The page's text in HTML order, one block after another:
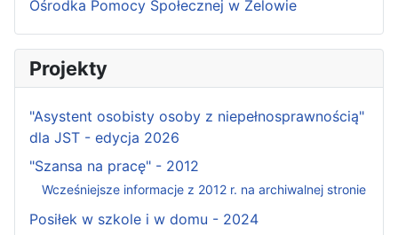
Ośrodka Pomocy Społecznej w Zelowie
Projekty
"Asystent osobisty osoby z niepełnosprawnością"
dla JST - edycja 2026
"Szansa na pracę" - 2012
Wcześniejsze informacje z 2012 r. na archiwalnej stronie
Posiłek w szkole i w domu - 2024